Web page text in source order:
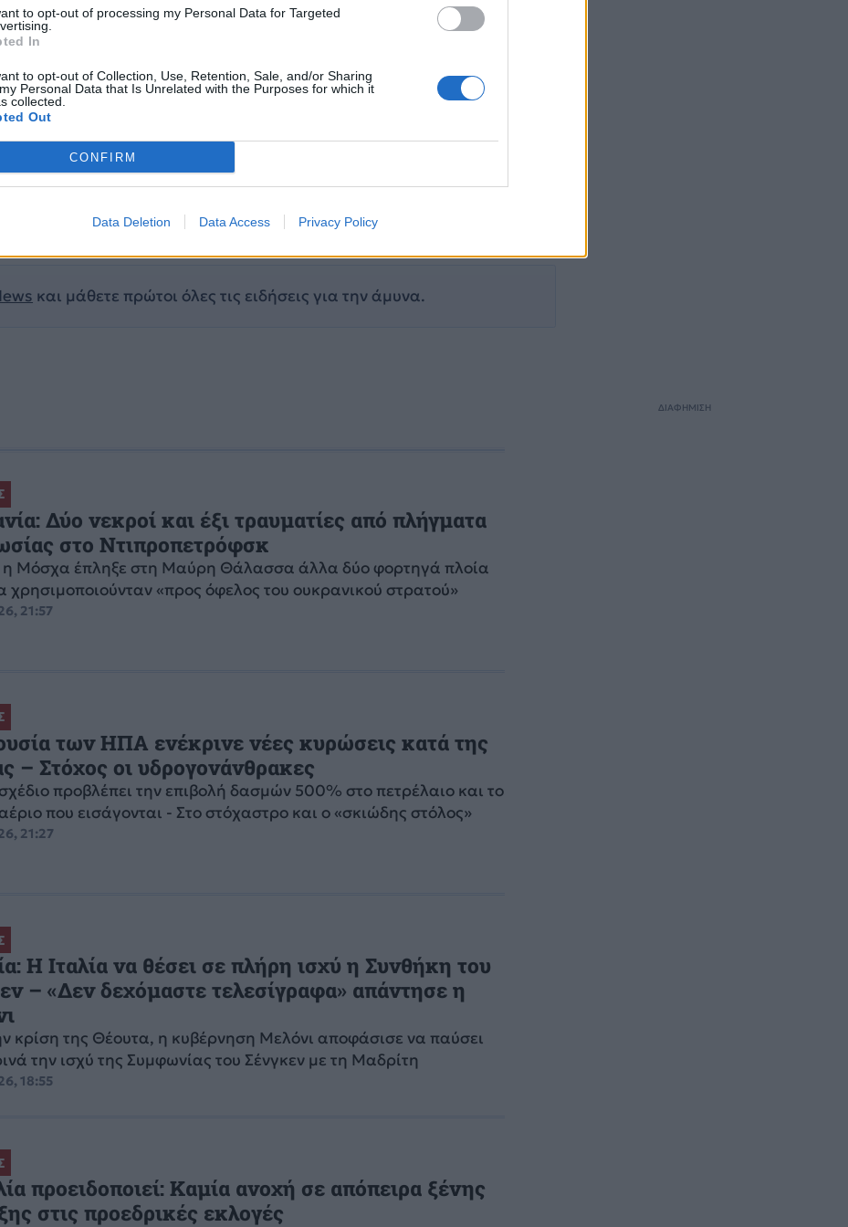
to opt-out of processing my Personal Data for Targeted
In
to opt-out of Collection, Use, Retention, Sale, and/or Sharing
Personal Data that Is Unrelated with the Purposes for which it
collected.
Out
CONFIRM
Data Deletion Data Access Privacy Policy
και μάθετε πρώτοι όλες τις ειδήσεις για την άμυνα.
EUROFIGHTER TYPHOON TYPHOON ΜΑΧΗΤΙΚΟ
Δύο νεκροί και έξι τραυματίες από πλήγματα
στο Ντιπροπετρόφσκ
η Μόσχα έπληξε στη Μαύρη Θάλασσα άλλα δύο φορτηγά πλοία
χρησιμοποιούνταν «προς όφελος του ουκρανικού στρατού»
21:57
των ΗΠΑ ενέκρινε νέες κυρώσεις κατά της
– Στόχος οι υδρογονάνθρακες
προβλέπει την επιβολή δασμών 500% στο πετρέλαιο και το
που εισάγονται - Στο στόχαστρο και ο «σκιώδης στόλος»
21:27
Η Ιταλία να θέσει σε πλήρη ισχύ η Συνθήκη του
– «Δεν δεχόμαστε τελεσίγραφα» απάντησε η
κρίση της Θέουτα, η κυβέρνηση Μελόνι αποφάσισε να παύσει
την ισχύ της Συμφωνίας του Σένγκεν με τη Μαδρίτη
18:55
προειδοποιεί: Καμία ανοχή σε απόπειρα ξένης
στις προεδρικές εκλογές
ΔΙΑΦΗΜΙΣΗ